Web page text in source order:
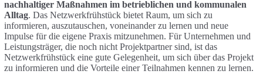
nachhaltiger Maßnahmen im betrieblichen und kommunalen
Alltag. Das Netzwerkfrühstück bietet Raum, um sich zu
informieren, auszutauschen, voneinander zu lernen und neue
Impulse für die eigene Praxis mitzunehmen. Für Unternehmen und
Leistungsträger, die noch nicht Projektpartner sind, ist das
Netzwerkfrühstück eine gute Gelegenheit, um sich über das Projekt
zu informieren und die Vorteile einer Teilnahmen kennen zu lernen.